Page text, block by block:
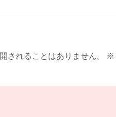
されることはありません。 ※